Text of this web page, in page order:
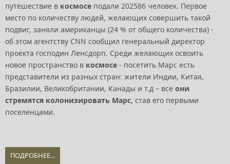
путешествие в космосе подали 202586 человек. Первое
место по количеству людей, желающих совершить такой
подвиг, заняли американцы (24 % от общего количества) -
об этом агентству CNN сообщил генеральный директор
проекта господин Ленсдорп. Среди желающих освоить
новое пространство в космосе - посетить Марс есть
представители из разных стран: жители Индии, Китая,
Бразилии, Великобритании, Канады и т.д – все они
стремятся колонизировать Марс, став его первыми
поселенцами.
ПОДРОБНЕЕ...